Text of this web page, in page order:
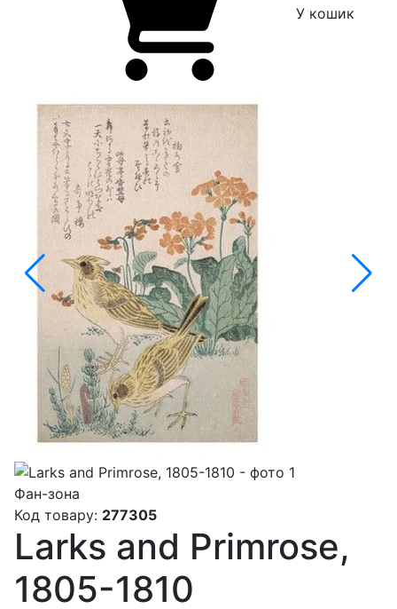
У кошик
Фан-зона
Код товару: 277305
Larks and Primrose,
1805-1810